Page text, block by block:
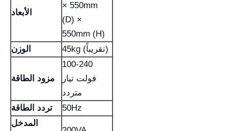
الأبعاد
× 550mm
(D) ×
550mm (H)
الوزن
45kg (تقريباً)
مزود الطاقة
100-240
فولت تيار
متردد
تردد الطاقة
50Hz
المدخل